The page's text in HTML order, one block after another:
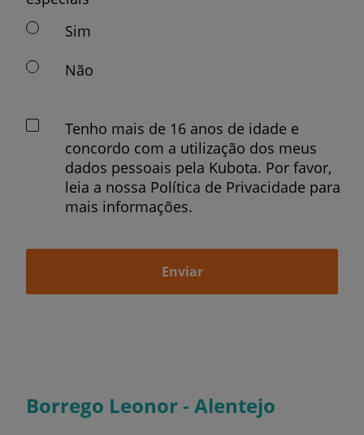
Sim
Não
Tenho mais de 16 anos de idade e
concordo com a utilização dos meus
dados pessoais pela Kubota. Por favor,
leia a nossa Política de Privacidade para
mais informações.
Enviar
Borrego Leonor - Alentejo